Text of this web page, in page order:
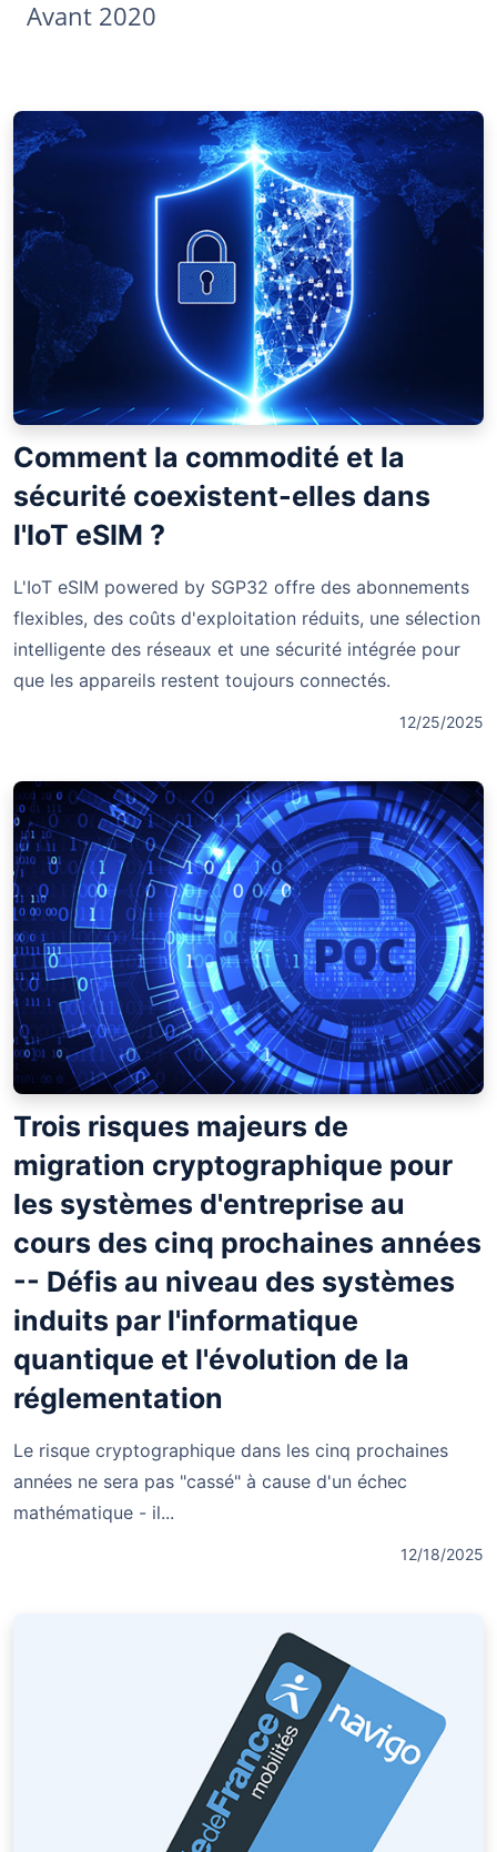
Avant 2020
Comment la commodité et la
sécurité coexistent-elles dans
l'IoT eSIM ?
L'IoT eSIM powered by SGP32 offre des abonnements
flexibles, des coûts d'exploitation réduits, une sélection
intelligente des réseaux et une sécurité intégrée pour
que les appareils restent toujours connectés.
12/25/2025
Trois risques majeurs de
migration cryptographique pour
les systèmes d'entreprise au
cours des cinq prochaines années
-- Défis au niveau des systèmes
induits par l'informatique
quantique et l'évolution de la
réglementation
Le risque cryptographique dans les cinq prochaines
années ne sera pas "cassé" à cause d'un échec
mathématique - il...
12/18/2025